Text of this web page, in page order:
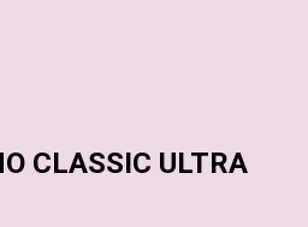
CLASSIC ULTRA